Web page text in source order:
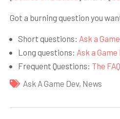
Got a burning question you
Short questions: Ask a
Long questions: Ask a
Frequent Questions: The FAQ
Ask A Game Dev, News